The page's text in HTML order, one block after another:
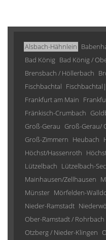
Alsbach-Hähnlein
Bad König Bad König /
Brensbach / Höllerbach
Fischbachtal
Frankfurt am Main
Fränkisch-Crumbach
Groß-Gerau Groß-Gerau/
Groß-Zimmern Heubach
Höchst/Hassenroth
Lützelbach Lützelbach-
Mainhausen/Zellhausen
Münster Mörfelden-
Nieder-Ramstadt
Ober-Ramstadt / Rohrbach
Otzberg / Nieder-Klingen